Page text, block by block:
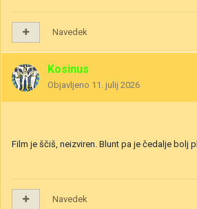
Navedek
Kosinus
Objavljeno 11. julij 2026
Film je ščiš, neizviren. Blunt pa je čedalje bolj
Navedek